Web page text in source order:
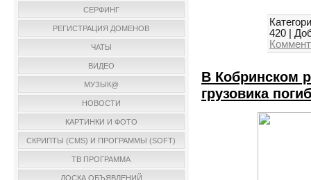
СЕРФИНГ
РЕГИСТРАЦИЯ ДОМЕНОВ
ЧАТЫ
ВИДЕО
МУЗЫК@
НОВОСТИ
КАРТИНКИ И ФОТО
СКРИПТЫ (CMS) И ПРОГРАММЫ (SOFT)
ТВ ПРОГРАММА
ДОСКА ОБЪЯВЛЕНИЙ
420
В Кобринском
грузовика